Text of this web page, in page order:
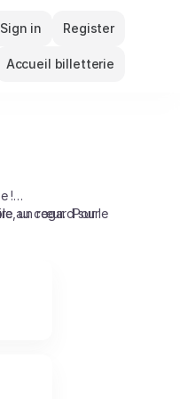
Sign in Register
Accueil billetterie
!
un regard sur le
au cœur. Pour